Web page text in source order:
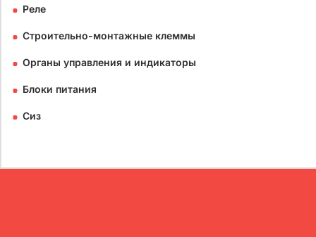
Реле
Строительно-монтажные клеммы
Органы управления и индикаторы
Блоки питания
Сиз